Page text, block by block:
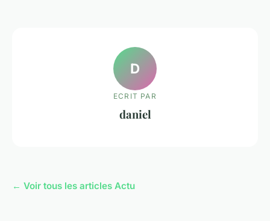
D
ECRIT PAR
daniel
← Voir tous les articles Actu